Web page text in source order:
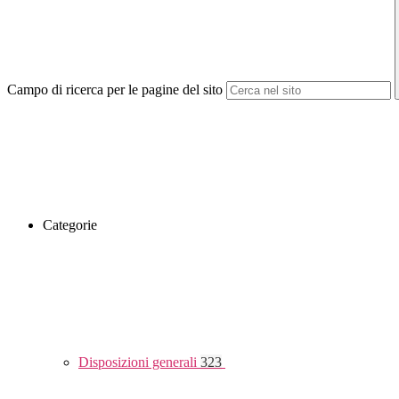
Campo di ricerca per le pagine del sito
Categorie
Disposizioni generali 323